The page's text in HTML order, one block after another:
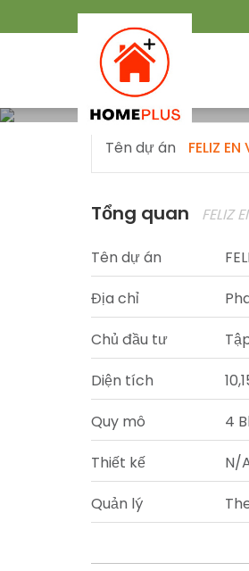
Tổng quan
Tên dự án FELIZ
Tổng quan FELIZ
Tên dự án
Địa chỉ
Chủ đầu tư
Diện tích
Quy mô
4
Thiết kế
N/
Quản lý